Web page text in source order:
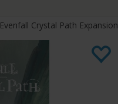
Evenfall Crystal Path Expansion